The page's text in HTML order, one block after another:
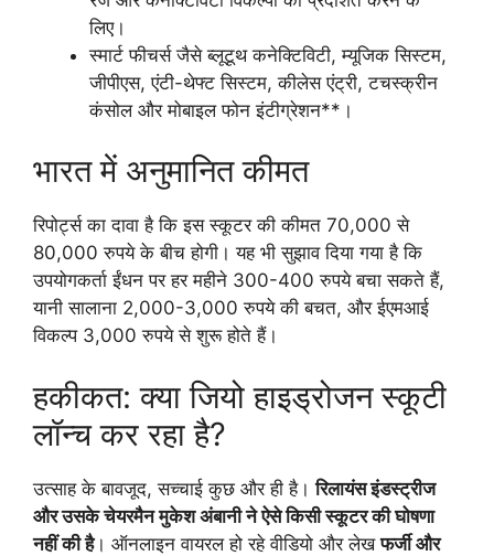
लिए।
स्मार्ट फीचर्स जैसे ब्लूटूथ कनेक्टिविटी, म्यूजिक सिस्टम,
जीपीएस, एंटी-थेफ्ट सिस्टम, कीलेस एंट्री, टचस्क्रीन
कंसोल और मोबाइल फोन इंटीग्रेशन**।
भारत में अनुमानित कीमत
रिपोर्ट्स का दावा है कि इस स्कूटर की कीमत 70,000 से
80,000 रुपये के बीच होगी। यह भी सुझाव दिया गया है कि
उपयोगकर्ता ईंधन पर हर महीने 300-400 रुपये बचा सकते हैं,
यानी सालाना 2,000-3,000 रुपये की बचत, और ईएमआई
विकल्प 3,000 रुपये से शुरू होते हैं।
हकीकत: क्या जियो हाइड्रोजन स्कूटी
लॉन्च कर रहा है?
उत्साह के बावजूद, सच्चाई कुछ और ही है।रिलायंस इंडस्ट्रीज
और उसके चेयरमैन मुकेश अंबानी ने ऐसे किसी स्कूटर की घोषणा
नहीं की है। ऑनलाइन वायरल हो रहे वीडियो और लेखफर्जी और